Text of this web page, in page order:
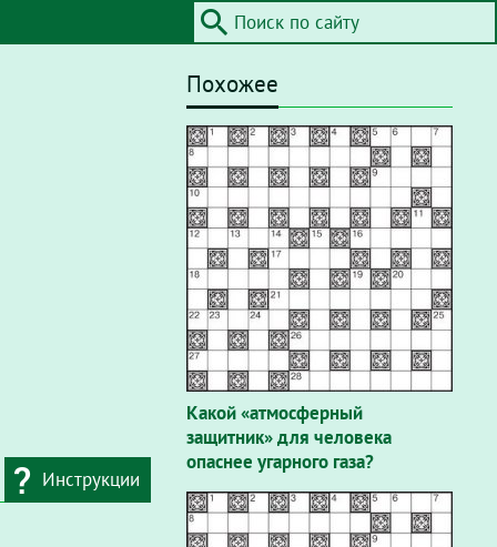
Инструкции
Похожее
Какой «атмосферный
защитник» для человека
опаснее угарного газа?